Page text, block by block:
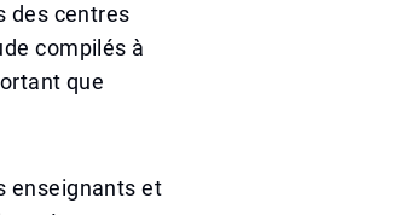
des centres
compilés à
que
enseignants et